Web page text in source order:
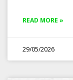
READ MORE »
29/05/2026